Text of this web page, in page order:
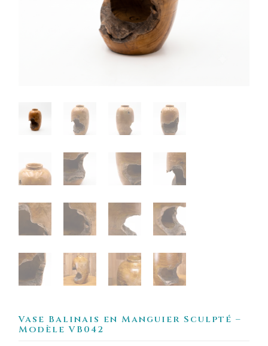
Vase Balinais en Manguier Sculpté –
Modèle VB042